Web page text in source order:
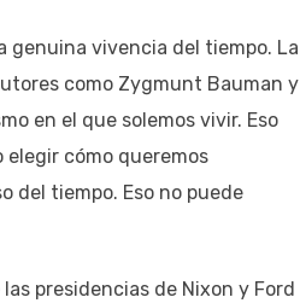
genuina vivencia del tiempo. La
como Zygmunt Bauman y
en el que solemos vivir. Eso
cómo queremos
tiempo. Eso no puede
presidencias de Nixon y Ford